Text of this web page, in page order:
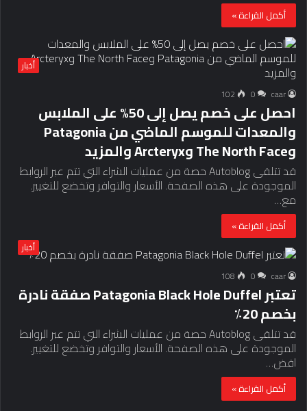
أكمل القراءة »
أخبار
caar
0
102
احصل على خصم يصل إلى 50% على الملابس
والمعدات للموسم الماضي من Patagonia
وThe North Face وArcteryx والمزيد
قد تتلقى Autoblog حصة من عمليات الشراء التي تتم عبر الروابط
الموجودة على هذه الصفحة. الأسعار والتوافر وتخضع للتغيير.
مع…
أكمل القراءة »
أخبار
caar
0
108
تعتبر Patagonia Black Hole Duffel صفقة نادرة
بخصم 20٪
قد تتلقى Autoblog حصة من عمليات الشراء التي تتم عبر الروابط
الموجودة على هذه الصفحة. الأسعار والتوافر وتخضع للتغيير.
اقض…
أكمل القراءة »